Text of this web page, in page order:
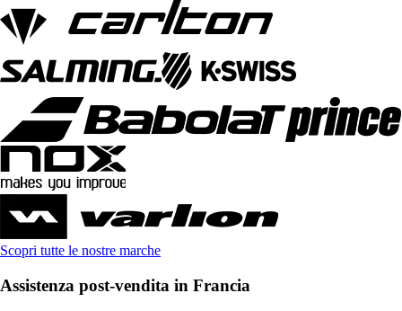
Scopri tutte le nostre marche
Assistenza post-vendita in Francia